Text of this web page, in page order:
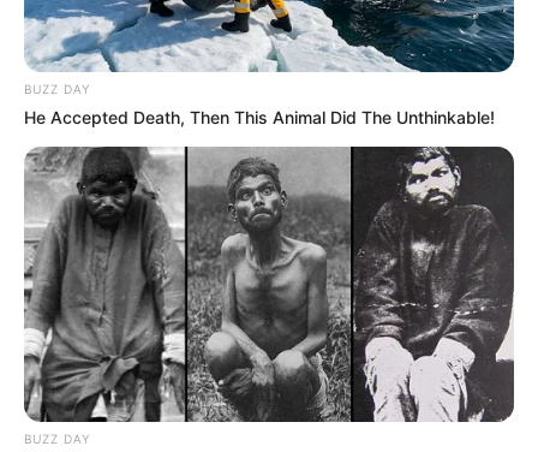
BUZZ DAY
He Accepted Death, Then This Animal Did The Unthinkable!
BUZZ DAY